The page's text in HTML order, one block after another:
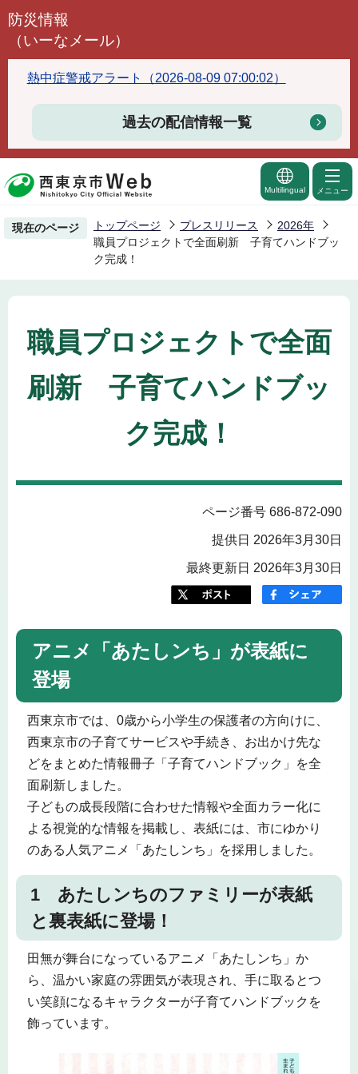
こ
頭
で
防災情報
（いーなメール）
熱中症警戒アラート（2026-08-09 07:00:02）
過去の配信情報一覧
Multilingual メニュー
現在のページ トップページ プレスリリース
2026年
職員プロジェクトで全面刷新 子育てハンドブッ
ク完成！
職員プロジェクトで全面
刷新 子育てハンドブッ
ク完成！
ページ番号 686-872-090
提供日 2026年3月30日
最終更新日 2026年3月30日
アニメ「あたしンち」が表紙に
登場
西東京市では、0歳から小学生の保護者の方向けに、
西東京市の子育てサービスや手続き、お出かけ先な
どをまとめた情報冊子「子育てハンドブック」を全
面刷新しました。
子どもの成長段階に合わせた情報や全面カラー化に
よる視覚的な情報を掲載し、表紙には、市にゆかり
のある人気アニメ「あたしンち」を採用しました。
1 あたしンちのファミリーが表紙
と裏表紙に登場！
田無が舞台になっているアニメ「あたしンち」か
ら、温かい家庭の雰囲気が表現され、手に取るとつ
い笑顔になるキャラクターが子育てハンドブックを
飾っています。